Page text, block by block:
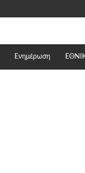
Ενημέρωση